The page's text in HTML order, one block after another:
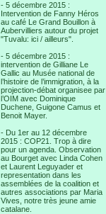
- 5 décembre 2015 :
Intervention de Fanny Héros
au café Le Grand Bouillon à
Aubervilliers autour du projet
"Tuvalu: ici / ailleurs".
- 5 décembre 2015 :
intervention de Gilliane Le
Gallic au Musée national de
l’histoire de l’immigration, à la
projection-débat organisee par
l’OIM avec Dominique
Duchene, Guigone Camus et
Benoit Mayer.
- Du 1er au 12 décembre
2015 : COP21. Trop à dire
pour un agenda. Observation
au Bourget avec Linda Cohen
et Laurent Leguyader et
representation dans les
assemblées de la coalition et
autres associations par Maria
Vives, notre très jeune amie
catalane.